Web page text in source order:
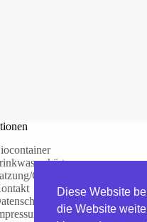
Gebühren
Diese Website
die Website